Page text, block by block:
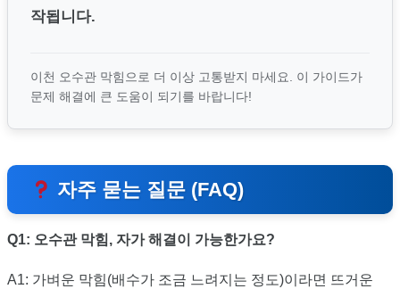
작됩니다.
이천 오수관 막힘으로 더 이상 고통받지 마세요. 이 가이드가
문제 해결에 큰 도움이 되기를 바랍니다!
자주 묻는 질문 (FAQ)
Q1: 오수관 막힘, 자가 해결이 가능한가요?
A1: 가벼운 막힘(배수가 조금 느려지는 정도)이라면 뜨거운